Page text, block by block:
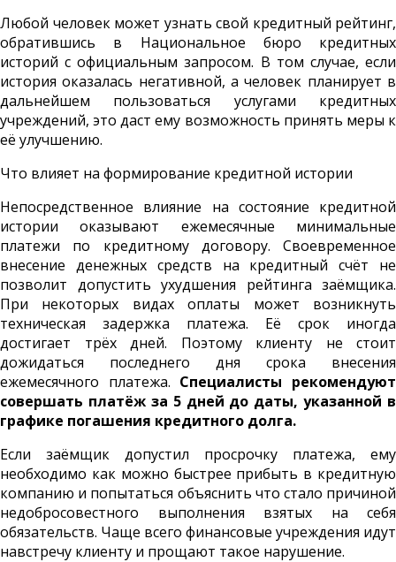
Любой человек может узнать свой кредитный рейтинг,
обратившись в Национальное бюро кредитных
историй с официальным запросом. В том случае, если
история оказалась негативной, а человек планирует в
дальнейшем пользоваться услугами кредитных
учреждений, это даст ему возможность принять меры к
её улучшению.
Что влияет на формирование кредитной истории
Непосредственное влияние на состояние кредитной
истории оказывают ежемесячные минимальные
платежи по кредитному договору. Своевременное
внесение денежных средств на кредитный счёт не
позволит допустить ухудшения рейтинга заёмщика.
При некоторых видах оплаты может возникнуть
техническая задержка платежа. Её срок иногда
достигает трёх дней. Поэтому клиенту не стоит
дожидаться последнего дня срока внесения
ежемесячного платежа. Специалисты рекомендуют
совершать платёж за 5 дней до даты, указанной в
графике погашения кредитного долга.
Если заёмщик допустил просрочку платежа, ему
необходимо как можно быстрее прибыть в кредитную
компанию и попытаться объяснить что стало причиной
недобросовестного выполнения взятых на себя
обязательств. Чаще всего финансовые учреждения идут
навстречу клиенту и прощают такое нарушение.